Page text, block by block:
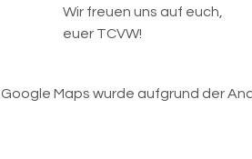
Wir freuen uns auf euch,
euer TCVW!
Google Maps wurde aufgrund der